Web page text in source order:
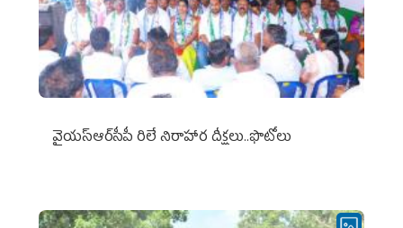
వైయ‌స్ఆర్‌సీపీ రిలే నిరాహార దీక్షలు..ఫొటోలు